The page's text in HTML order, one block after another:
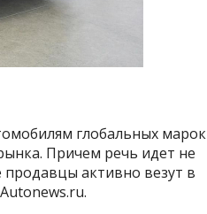
глобальных марок
Причем речь идет не
продавцы активно везут в